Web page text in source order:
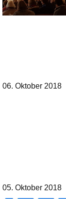
06. Oktober 2018
05. Oktober 2018